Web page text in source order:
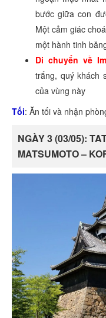
bước giữa con
Một cảm giác
một hành tinh
Di chuyển về
trắng, quý khách
của vùng này
Tối: Ăn tối và nhận
NGÀY 3 (03/05):
MATSUMOTO –